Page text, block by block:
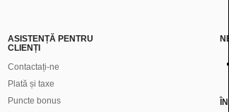
ASISTENȚĂ PENTRU
CLIENȚI
Contactați-ne
Plată și taxe
Puncte bonus